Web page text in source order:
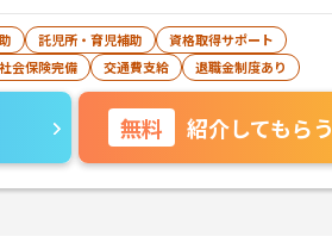
託児所・育児補助
資格取得サポート
社会保険完備 交通費支給 退職金制度あり
無料 紹介してもらう